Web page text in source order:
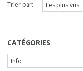
Trier par:
CATÉGORIES